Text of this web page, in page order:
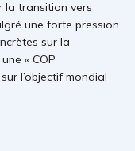
la transition vers
une forte pression
sur la
« COP
l’objectif mondial